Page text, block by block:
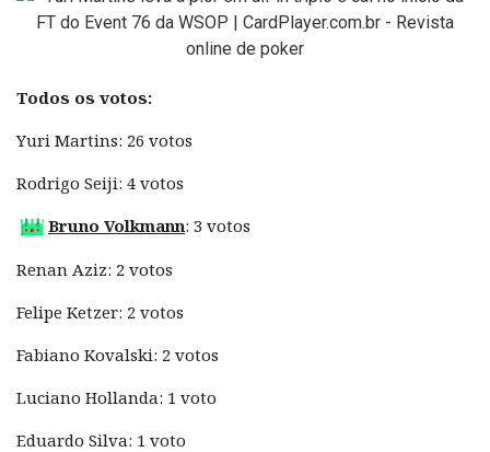
Todos os votos:
Yuri Martins: 26 votos
Rodrigo Seiji: 4 votos
Bruno Volkmann: 3 votos
Renan Aziz: 2 votos
Felipe Ketzer: 2 votos
Fabiano Kovalski: 2 votos
Luciano Hollanda: 1 voto
Eduardo Silva: 1 voto